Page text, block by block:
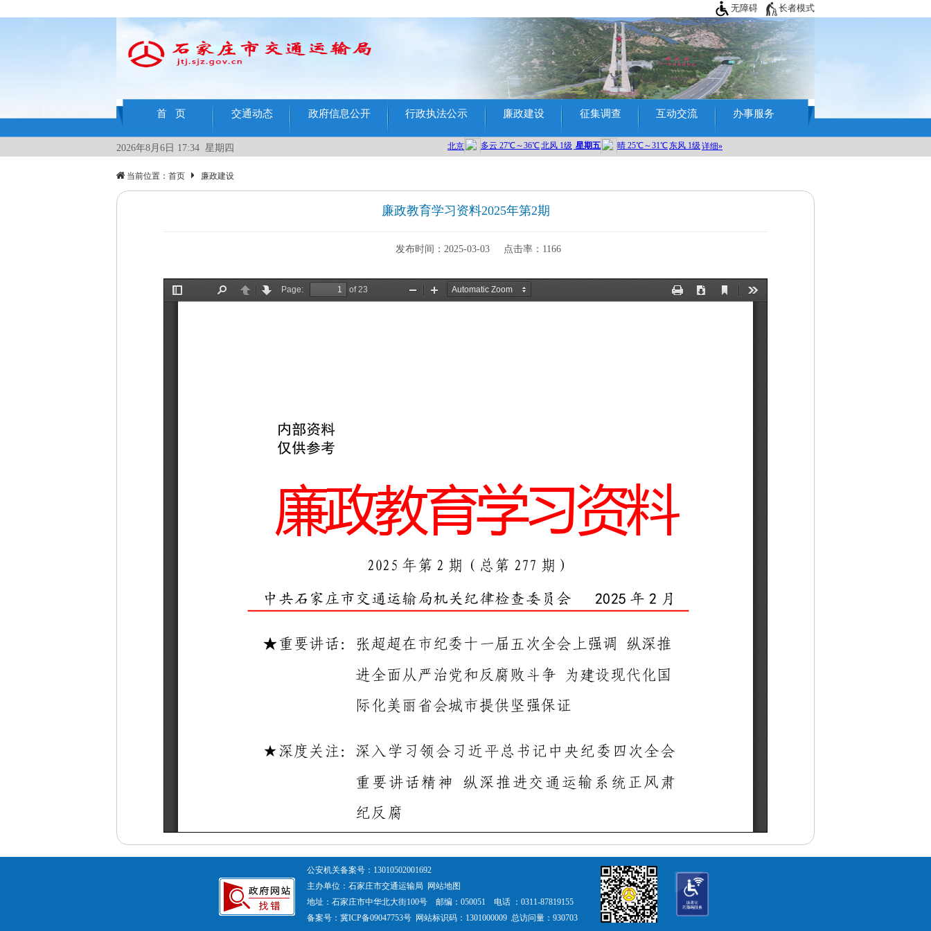
无障碍 长者模式
首 页 交通动态 政府信息公开 行政执法公示 廉政建设 征集调查 互动交流 办事服务
2026年8月6日 17:34 星期四
当前位置： 首页 廉政建设
廉政教育学习资料2025年第2期
发布时间：2025-03-03点击率： 1166
公安机关备案号： 13010502001692
主办单位：石家庄市交通运输局
网站地图
地址：石家庄市中华北大街100号 邮编：050051 电话 ：0311-87819155
备案号：冀ICP备09047753号 网站标识码：1301000009 总访问量：930703